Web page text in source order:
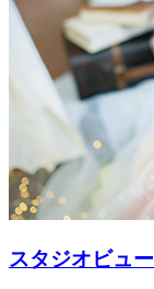
スタジオビュ